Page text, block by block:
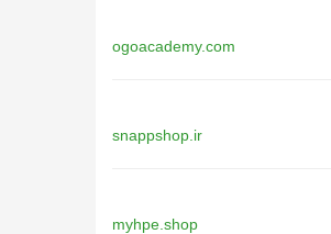
ogoacademy.com
snappshop.ir
myhpe.shop